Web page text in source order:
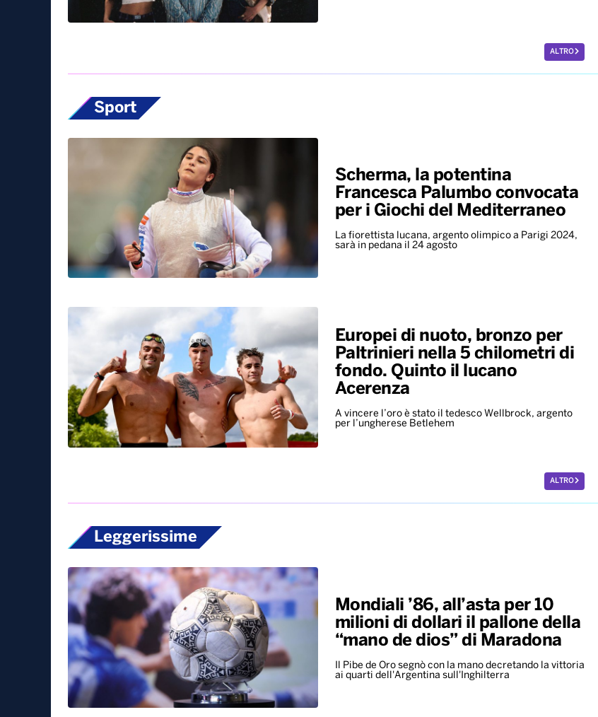
ALTRO
Sport
Scherma, la potentina
Francesca Palumbo convocata
per i Giochi del Mediterraneo
La fiorettista lucana, argento olimpico a Parigi 2024,
sarà in pedana il 24 agosto
Europei di nuoto, bronzo per
Paltrinieri nella 5 chilometri di
fondo. Quinto il lucano
Acerenza
A vincere l’oro è stato il tedesco Wellbrock, argento
per l’ungherese Betlehem
ALTRO
Leggerissime
Mondiali ’86, all’asta per 10
milioni di dollari il pallone della
“mano de dios” di Maradona
Il Pibe de Oro segnò con la mano decretando la vittoria
ai quarti dell'Argentina sull'Inghilterra